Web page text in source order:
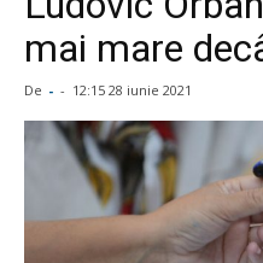
mai mare
De - - 12:15 28 iunie 2021